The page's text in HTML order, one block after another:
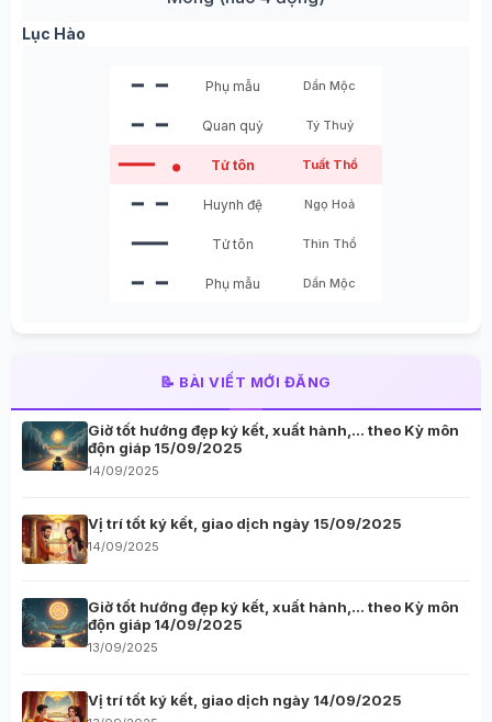
Lục Hào
━ ━ Phụ mẫu Dần Mộc
━ ━ Quan quỷ Tý Thuỷ
━━━ ● Tử tôn Tuất Thổ
━ ━ Huynh đệ Ngọ Hoả
━━━ Tử tôn Thìn Thổ
━ ━ Phụ mẫu Dần Mộc
📝 BÀI VIẾT MỚI ĐĂNG
Giờ tốt hướng đẹp ký kết, xuất hành,… theo Kỳ môn
độn giáp 15/09/2025
14/09/2025
Vị trí tốt ký kết, giao dịch ngày 15/09/2025
14/09/2025
Giờ tốt hướng đẹp ký kết, xuất hành,… theo Kỳ môn
độn giáp 14/09/2025
13/09/2025
Vị trí tốt ký kết, giao dịch ngày 14/09/2025